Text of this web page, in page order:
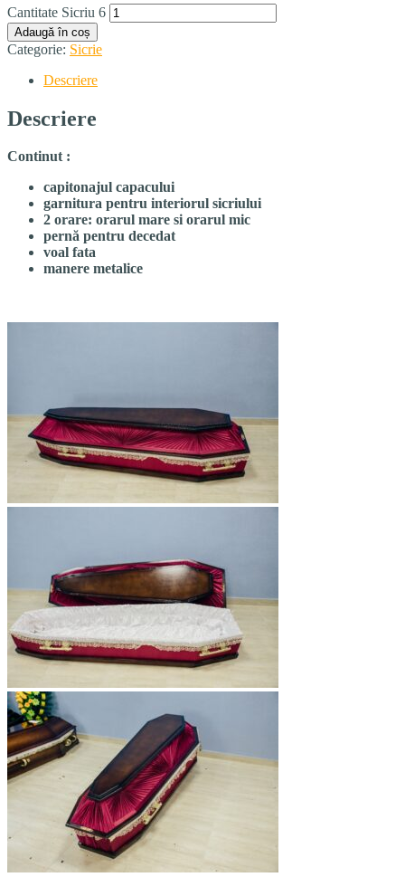
Cantitate Sicriu 6
Adaugă în coș
Categorie: Sicrie
Descriere
Descriere
Continut :
capitonajul capacului
garnitura pentru interiorul sicriului
2 orare: orarul mare si orarul mic
pernă pentru decedat
voal fata
manere metalice